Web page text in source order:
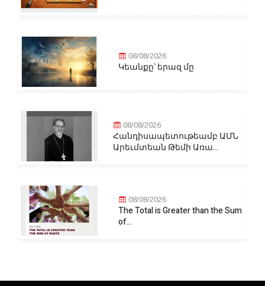
08/08/2026
Կեանքը՝ երազ մը
08/08/2026
Հանդիսապետութեամբ ԱՄՆ
Արեւմտեան Թեմի Առա...
08/08/2026
The Total is Greater than the Sum
of...